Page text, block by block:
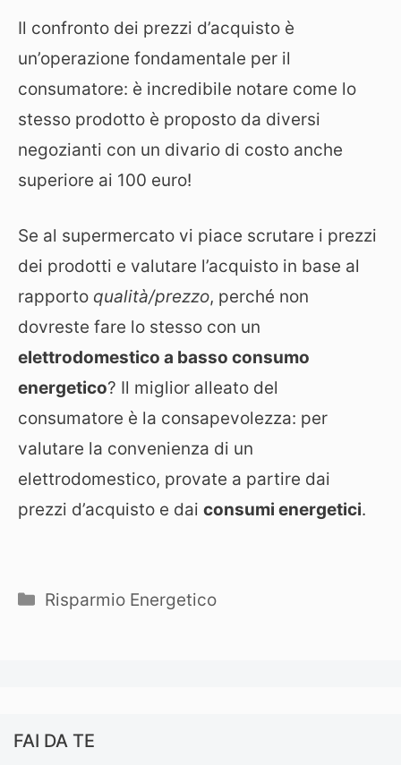
Il confronto dei prezzi d’acquisto è
un’operazione fondamentale per il
consumatore: è incredibile notare come lo
stesso prodotto è proposto da diversi
negozianti con un divario di costo anche
superiore ai 100 euro!
Se al supermercato vi piace scrutare i prezzi
dei prodotti e valutare l’acquisto in base al
rapporto qualità/prezzo, perché non
dovreste fare lo stesso con un
elettrodomestico a basso consumo
energetico? Il miglior alleato del
consumatore è la consapevolezza: per
valutare la convenienza di un
elettrodomestico, provate a partire dai
prezzi d’acquisto e dai consumi energetici.
Categorie
Risparmio Energetico
FAI DA TE